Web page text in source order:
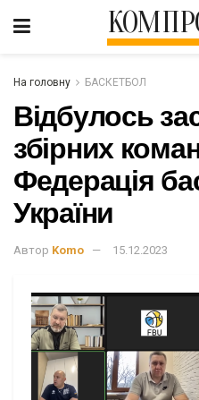
На головну БАСКЕТБОЛ
Відбулось
збірних
Федерація
України
Автор Komo 15.12.2023